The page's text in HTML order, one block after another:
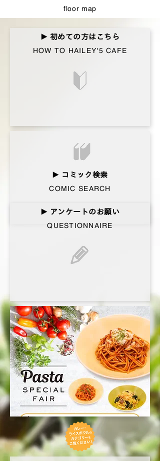
floor map
▶︎ 初めての方はこちら​
HOW TO HAILEY'5 CAFE
▶︎ コミック検索
COMIC SEARCH
▶︎ アンケートのお願い
QUESTIONNAIRE